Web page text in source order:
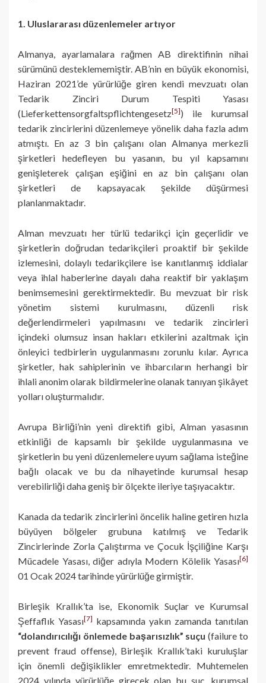
1. Uluslararası düzenlemeler artıyor
Almanya, ayarlamalara rağmen AB direktifinin nihai
sürümünü desteklememiştir. AB’nin en büyük ekonomisi,
Haziran 2021’de yürürlüğe giren kendi mevzuatı olan
Tedarik Zinciri Durum Tespiti Yasası
(Lieferkettensorgfaltspflichtengesetz[5]) ile kurumsal
tedarik zincirlerini düzenlemeye yönelik daha fazla adım
atmıştı. En az 3 bin çalışanı olan Almanya merkezli
şirketleri hedefleyen bu yasanın, bu yıl kapsamını
genişleterek çalışan eşiğini en az bin çalışanı olan
şirketleri de kapsayacak şekilde düşürmesi
planlanmaktadır.
Alman mevzuatı her türlü tedarikçi için geçerlidir ve
şirketlerin doğrudan tedarikçileri proaktif bir şekilde
izlemesini, dolaylı tedarikçilere ise kanıtlanmış iddialar
veya ihlal haberlerine dayalı daha reaktif bir yaklaşım
benimsemesini gerektirmektedir. Bu mevzuat bir risk
yönetim sistemi kurulmasını, düzenli risk
değerlendirmeleri yapılmasını ve tedarik zincirleri
içindeki olumsuz insan hakları etkilerini azaltmak için
önleyici tedbirlerin uygulanmasını zorunlu kılar. Ayrıca
şirketler, hak sahiplerinin ve ihbarcıların herhangi bir
ihlali anonim olarak bildirmelerine olanak tanıyan şikâyet
yolları oluşturmalıdır.
Avrupa Birliği’nin yeni direktifi gibi, Alman yasasının
etkinliği de kapsamlı bir şekilde uygulanmasına ve
şirketlerin bu yeni düzenlemelere uyum sağlama isteğine
bağlı olacak ve bu da nihayetinde kurumsal hesap
verebilirliği daha geniş bir ölçekte ileriye taşıyacaktır.
Kanada da tedarik zincirlerini öncelik haline getiren hızla
büyüyen bölgeler grubuna katılmış ve Tedarik
Zincirlerinde Zorla Çalıştırma ve Çocuk İşçiliğine Karşı
Mücadele Yasası, diğer adıyla Modern Kölelik Yasası[6]
01 Ocak 2024 tarihinde yürürlüğe girmiştir.
Birleşik Krallık’ta ise, Ekonomik Suçlar ve Kurumsal
Şeffaflık Yasası[7] kapsamında yakın zamanda tanıtılan
“dolandırıcılığı önlemede başarısızlık” suçu (failure to
prevent fraud offense), Birleşik Krallık’taki kuruluşlar
için önemli değişiklikler emretmektedir. Muhtemelen
2024 yılında yürürlüğe girecek olan bu suç, kurumsal